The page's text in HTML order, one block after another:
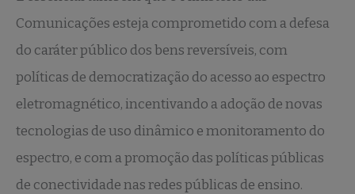
Comunicações esteja comprometido com a defesa
do caráter público dos bens reversíveis, com
políticas de democratização do acesso ao espectro
eletromagnético, incentivando a adoção de novas
tecnologias de uso dinâmico e monitoramento do
espectro, e com a promoção das políticas públicas
de conectividade nas redes públicas de ensino.